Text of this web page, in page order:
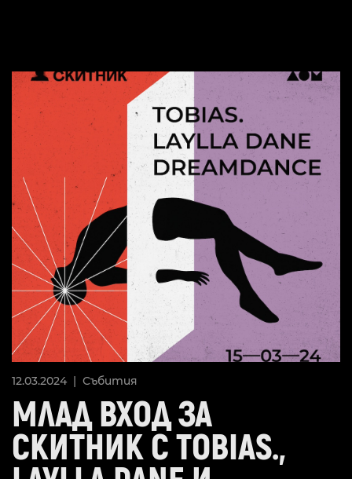
12.03.2024 | Събития
МЛАД ВХОД ЗА
СКИТНИК С TOBIAS.,